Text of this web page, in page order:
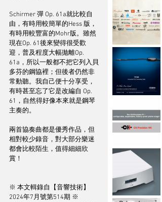
Schirmer 彈 Op. 61a就比較自
由，有時用較簡單的Hess 版，
有時用較豐富的Mohr版。雖然
現在Op. 61後來變得很受歡
迎，普及程度大幅拋離Op.
61a，所以一般都不把它列入貝
多芬的鋼協裡；但後者仍然非
常動聽。我自己便十分享受，
有時甚至忘了它是改編自 Op.
61，自然得好像本來就是鋼琴
主奏的。
兩首協奏曲都是優秀作品，但
相對較少錄音，對大部分樂迷
都會比較陌生，值得細細欣
賞！
※ 本文輯錄自【音響技術】
2024年7月號第514期 ※